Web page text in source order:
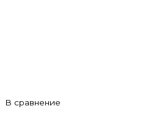
В сравнение